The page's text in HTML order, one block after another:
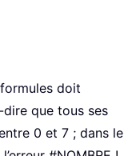
doit
que tous ses
0 et 7 ; dans le